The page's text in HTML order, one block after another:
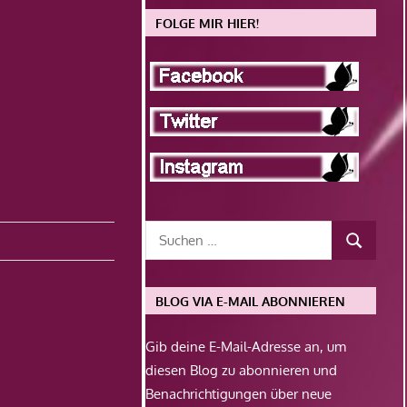
FOLGE MIR HIER!
BLOG VIA E-MAIL ABONNIEREN
Gib deine E-Mail-Adresse an, um
diesen Blog zu abonnieren und
Benachrichtigungen über neue